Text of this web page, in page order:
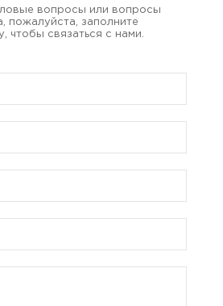
вопросы или вопросы
пожалуйста, заполните
связаться с нами.